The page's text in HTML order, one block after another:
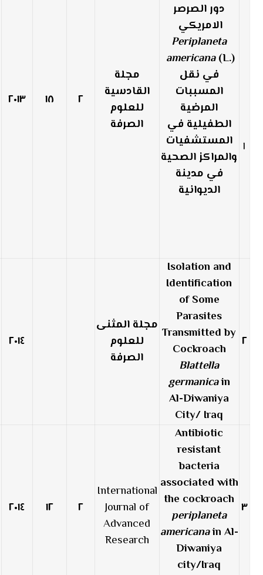
١
دور الصرصر
الامريكي
Periplaneta
americana(L.)
في نقل
المسببات
المرضية
الطفيلية في
المستشفيات
والمراكز الصحية
في مدينة
الديوانية
مجلة
القادسية
للعلوم
الصرفة
٢ ١٨ ٢٠١٣
٢
Isolation and
Identification
of Some
Parasites
Transmitted by
Cockroach
Blattella
germanicain
Al-Diwaniya
City/ Iraq
مجلة المثنى
للعلوم
الصرفة
٢٠١٤
٣
Antibiotic
resistant
bacteria
associated with
the cockroach
periplaneta
americanain Al-
Diwaniya
city/Iraq
International
Journal of
Advanced
Research
٢ ١٢ ٢٠١٤